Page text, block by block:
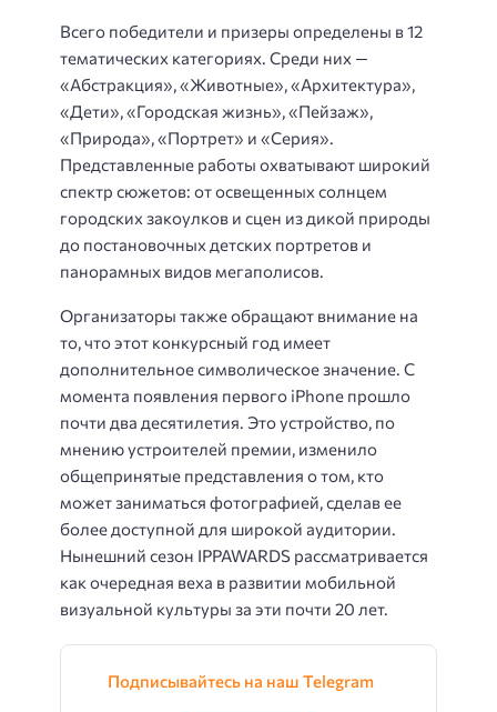
Всего победители и призеры определены в 12
тематических категориях. Среди них —
«Абстракция», «Животные», «Архитектура»,
«Дети», «Городская жизнь», «Пейзаж»,
«Природа», «Портрет» и «Серия».
Представленные работы охватывают широкий
спектр сюжетов: от освещенных солнцем
городских закоулков и сцен из дикой природы
до постановочных детских портретов и
панорамных видов мегаполисов.
Организаторы также обращают внимание на
то, что этот конкурсный год имеет
дополнительное символическое значение. С
момента появления первого iPhone прошло
почти два десятилетия. Это устройство, по
мнению устроителей премии, изменило
общепринятые представления о том, кто
может заниматься фотографией, сделав ее
более доступной для широкой аудитории.
Нынешний сезон IPPAWARDS рассматривается
как очередная веха в развитии мобильной
визуальной культуры за эти почти 20 лет.
Подписывайтесь на наш Telegram